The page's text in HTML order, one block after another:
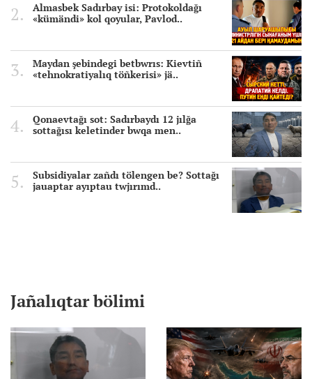
Almasbek Sadırbay isi: Protokoldağı
«kümändi» kol qoyular, Pavlod..
Maydan şebindegi betbwrıs: Kievtiñ
«tehnokratiyalıq töñkerisi» jä..
Qonaevtağı sot: Sadırbaydı 12 jılğa
sottağısı keletinder bwqa men..
Subsidiyalar zañdı tölengen be? Sottağı
jauaptar ayıptau twjırımd..
Jañalıqtar bölimi